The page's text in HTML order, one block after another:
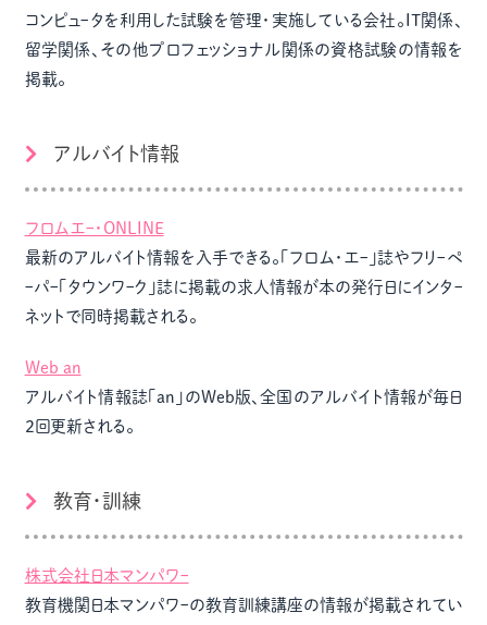
コンピュｰタを利用した試験を管理・実施している会社。IT関係、
留学関係、その他プロフェッショナル関係の資格試験の情報を
掲載。
アルバイト情報
フロムエｰ・ONLINE
最新のアルバイト情報を入手できる。｢フロム・エｰ｣誌やフリｰペ
ｰパｰ｢タウンワｰク｣誌に掲載の求人情報が本の発行日にインタｰ
ネットで同時掲載される。
Web an
アルバイト情報誌｢an｣のWeb版、全国のアルバイト情報が毎日
2回更新される。
教育・訓練
株式会社日本マンパワｰ
教育機関日本マンパワｰの教育訓練講座の情報が掲載されてい